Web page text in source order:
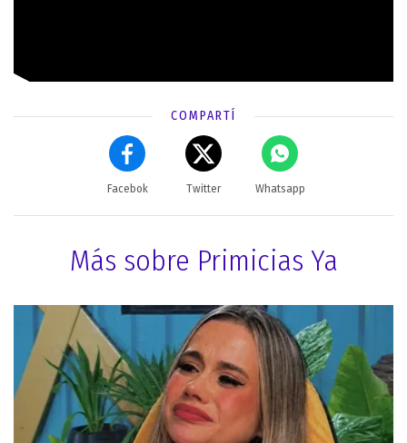
COMPARTÍ
Facebok Twitter Whatsapp
Más sobre Primicias Ya